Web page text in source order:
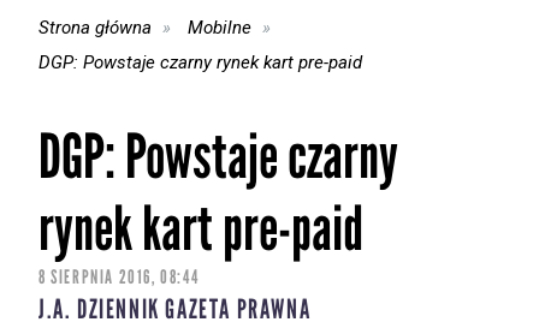
Strona główna
Mobilne
DGP: Powstaje czarny rynek kart pre-paid
DGP: Powstaje czarny
rynek kart pre-paid
8 SIERPNIA 2016, 08:44
J.A. DZIENNIK GAZETA PRAWNA